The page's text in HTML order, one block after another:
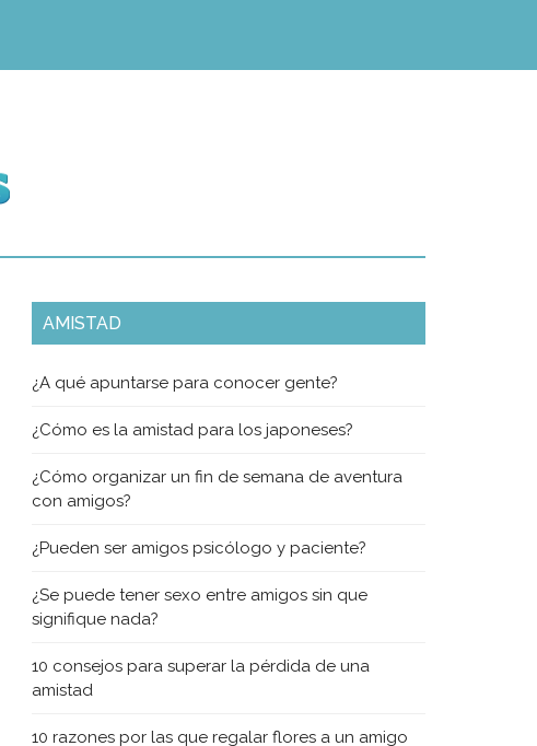
AMISTAD
¿A qué apuntarse para conocer gente?
¿Cómo es la amistad para los japoneses?
¿Cómo organizar un fin de semana de aventura
con amigos?
¿Pueden ser amigos psicólogo y paciente?
¿Se puede tener sexo entre amigos sin que
signifique nada?
10 consejos para superar la pérdida de una
amistad
10 razones por las que regalar flores a un amigo